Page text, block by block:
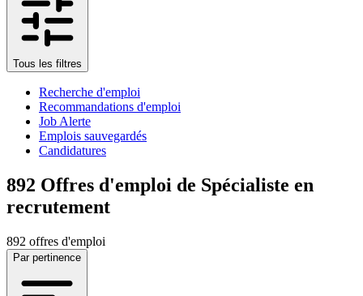
Tous les filtres
Recherche d'emploi
Recommandations d'emploi
Job Alerte
Emplois sauvegardés
Candidatures
892 Offres d'emploi de Spécialiste en
recrutement
892 offres d'emploi
Par pertinence